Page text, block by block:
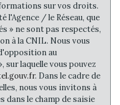
sur vos droits.
l'Agence / le Réseau, que
» ne sont pas respectés,
à la CNIL. Nous vous
au
sur laquelle vous pouvez
. Dans le cadre de
nous vous invitons à
dans le champ de saisie